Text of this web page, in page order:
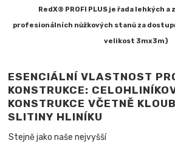
RedX® PROFI PLUS je řada lehkých a
profesionálních nůžkových stanů za
velikost 3mx3m)
ESENCIÁLNÍ VLASTNOST
KONSTRUKCE:
KONSTRUKCE VČETNĚ
SLITINY HLINÍKU
Stejně jako naše nejvyšší